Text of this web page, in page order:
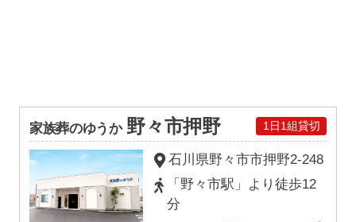
家族葬のゆうか 野々市押野 1日1組貸切
石川県野々市市押野2-248
「野々市駅」より徒歩12
分